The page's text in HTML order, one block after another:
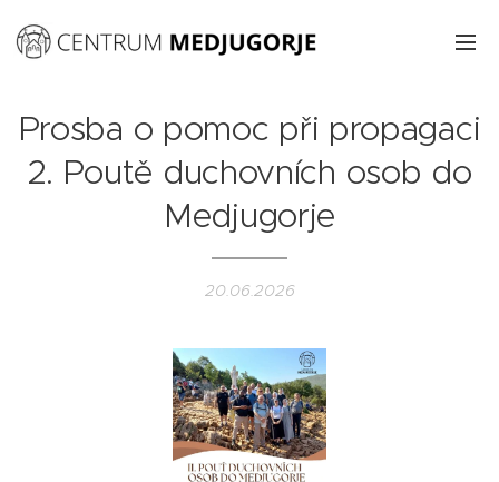
Prosba o pomoc při propagaci
2. Poutě duchovních osob do
Medjugorje
20.06.2026